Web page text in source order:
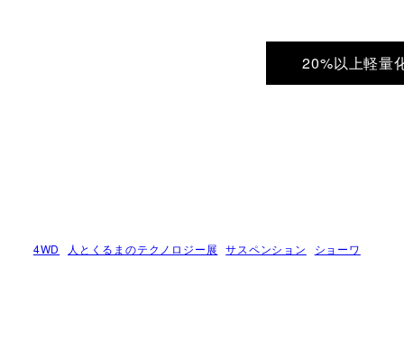
20%以上軽量
4WD 人とくるまのテクノロジー展 サスペンション ショーワ